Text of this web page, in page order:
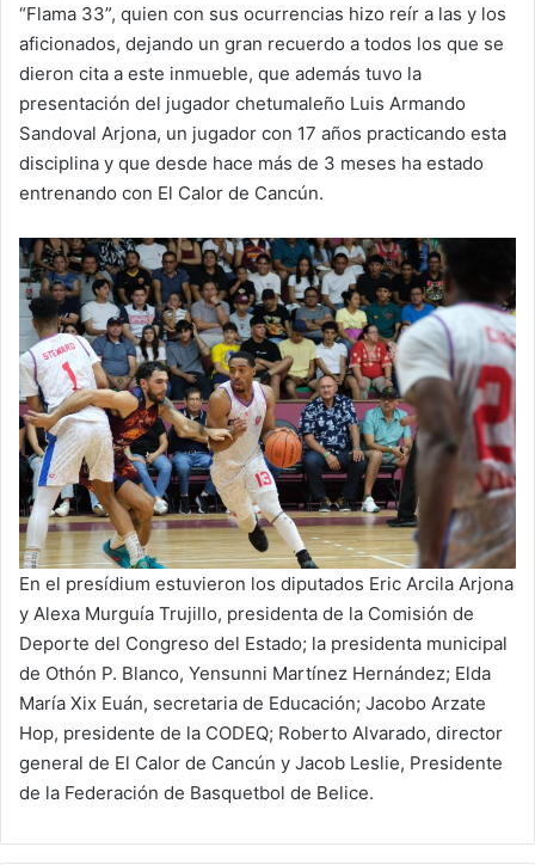
“Flama 33”, quien con sus ocurrencias hizo reír a las y los
aficionados, dejando un gran recuerdo a todos los que se
dieron cita a este inmueble, que además tuvo la
presentación del jugador chetumaleño Luis Armando
Sandoval Arjona, un jugador con 17 años practicando esta
disciplina y que desde hace más de 3 meses ha estado
entrenando con El Calor de Cancún.
En el presídium estuvieron los diputados Eric Arcila Arjona
y Alexa Murguía Trujillo, presidenta de la Comisión de
Deporte del Congreso del Estado; la presidenta municipal
de Othón P. Blanco, Yensunni Martínez Hernández; Elda
María Xix Euán, secretaria de Educación; Jacobo Arzate
Hop, presidente de la CODEQ; Roberto Alvarado, director
general de El Calor de Cancún y Jacob Leslie, Presidente
de la Federación de Basquetbol de Belice.